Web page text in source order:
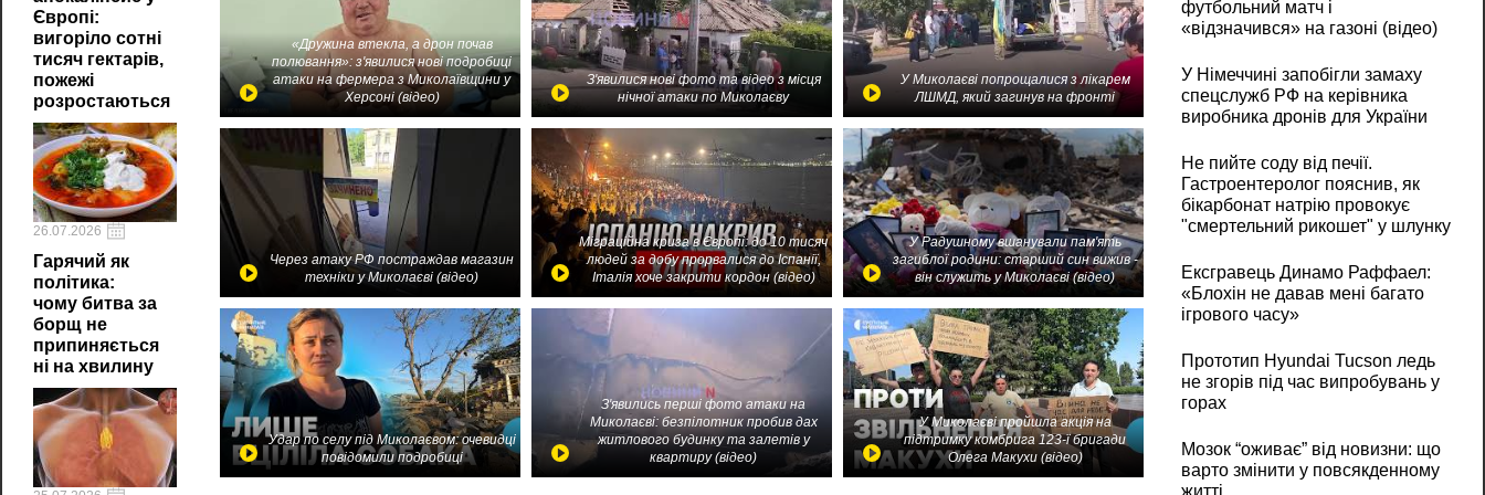
Європі:
вигоріло сотні
тисяч гектарів,
пожежі
розростаються
26.07.2026
Гарячий як
політика:
чому битва за
борщ не
припиняється
ні на хвилину
«Дружина втекла, а дрон почав
полювання»: з'явилися нові подробиці
атаки на фермера з Миколаївщини у
Херсоні (відео)
З'явилися нові фото та відео з місця
нічної атаки по Миколаєву
У Миколаєві попрощалися з лікарем
ЛШМД, який загинув на фронті
Через атаку РФ постраждав магазин
техніки у Миколаєві (відео)
Міграційна криза в Європі: до 10 тисяч
людей за добу прорвалися до Іспанії,
Італія хоче закрити кордон (відео)
У Радушному вшанували пам'ять
загиблої родини: старший син вижив -
він служить у Миколаєві (відео)
Удар по селу під Миколаєвом: очевидці
повідомили подробиці
З'явились перші фото атаки на
Миколаєві: безпілотник пробив дах
житлового будинку та залетів у
квартиру (відео)
У Миколаєві пройшла акція на
підтримку комбрига 123-ї бригади
Олега Макухи (відео)
футбольний матч і
«відзначився» на газоні (відео)
У Німеччині запобігли замаху
спецслужб РФ на керівника
виробника дронів для України
Не пийте соду від печії.
Гастроентеролог пояснив, як
бікарбонат натрію провокує
"смертельний рикошет" у шлунку
Ексгравець Динамо Раффаел:
«Блохін не давав мені багато
ігрового часу»
Прототип Hyundai Tucson ледь
не згорів під час випробувань у
горах
Мозок “оживає” від новизни: що
варто змінити у повсякденному